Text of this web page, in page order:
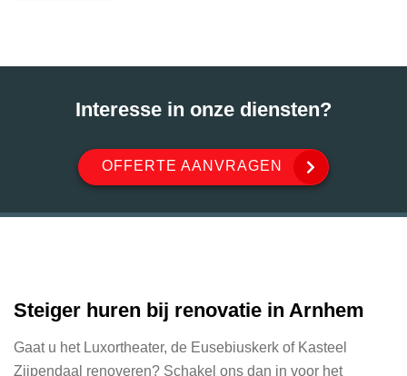
Interesse in onze diensten?
OFFERTE AANVRAGEN
Steiger huren bij renovatie in Arnhem
Gaat u het Luxortheater, de Eusebiuskerk of Kasteel
Zijpendaal renoveren? Schakel ons dan in voor het